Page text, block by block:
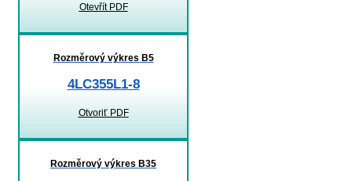
Otevřít PDF
Rozměrový výkres B5
4LC355L1-8
Otvoriť PDF
Rozměrový výkres B35